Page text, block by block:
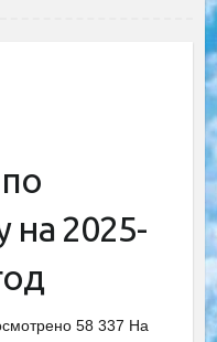
на 2025-
58 337 На